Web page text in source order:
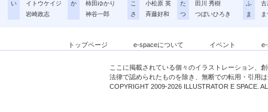
い
イトウケイジ
岩崎政志
か
柿田ゆかり
神谷一郎
こ
小松原 英
さ
斉藤好和
た
田川 秀樹
つ
つぼいひろき
ふ
古
ま
トップページ e-spaceについて イベント
ここに掲載されている個々のイラストレーション、
法律で認められたものを除き、無断での転用・引用
COPYRIGHT 2009-2026 ILLUSTRATOR E SPACE.